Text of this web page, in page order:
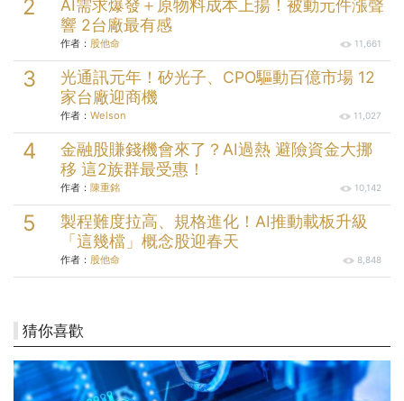
AI需求爆發＋原物料成本上揚！被動元件漲聲
響 2台廠最有感
作者： 股他命 11,661
光通訊元年！矽光子、CPO驅動百億市場 12
家台廠迎商機
作者： Welson 11,027
金融股賺錢機會來了？AI過熱 避險資金大挪
移 這2族群最受惠！
作者： 陳重銘 10,142
製程難度拉高、規格進化！AI推動載板升級
「這幾檔」概念股迎春天
作者： 股他命 8,848
猜你喜歡